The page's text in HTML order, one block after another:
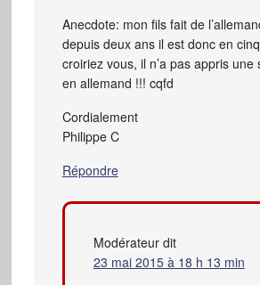
Anecdote: mon fils fait de
depuis deux ans il est donc en
croiriez vous, il n’a pas appris une
en allemand !!! cqfd
Cordialement
Philippe C
Répondre
Modérateur dit
23 mai 2015 à 18 h 13 min